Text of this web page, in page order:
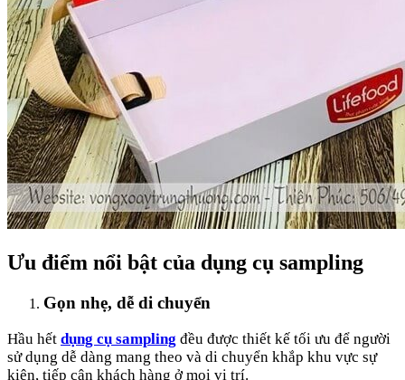
Ưu điểm nổi bật của dụng cụ sampling
Gọn nhẹ, dễ di chuyển
Hầu hết dụng cụ sampling đều được thiết kế tối ưu để người
sử dụng dễ dàng mang theo và di chuyển khắp khu vực sự
kiện, tiếp cận khách hàng ở mọi vị trí.